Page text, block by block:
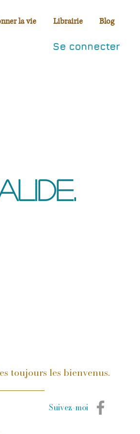
la vie Librairie Blog
Se connecter
Suivez-moi
toujours les bienvenus.